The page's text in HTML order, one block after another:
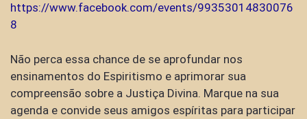
https://www.facebook.com/events/99353014830076
8
Não perca essa chance de se aprofundar nos
ensinamentos do Espiritismo e aprimorar sua
compreensão sobre a Justiça Divina. Marque na sua
agenda e convide seus amigos espíritas para participar